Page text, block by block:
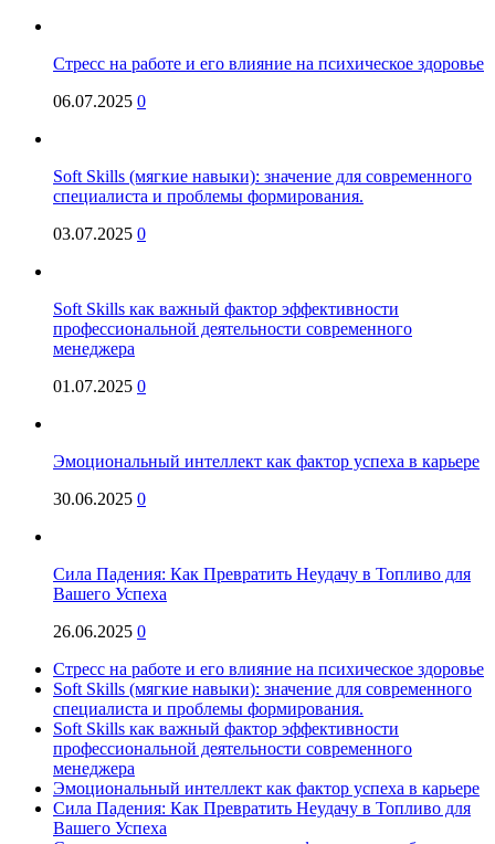
Стресс на работе и его влияние на психическое здоровье
06.07.2025 0
Soft Skills (мягкие навыки): значение для современного
специалиста и проблемы формирования.
03.07.2025 0
Soft Skills как важный фактор эффективности
профессиональной деятельности современного
менеджера
01.07.2025 0
Эмоциональный интеллект как фактор успеха в карьере
30.06.2025 0
Сила Падения: Как Превратить Неудачу в Топливо для
Вашего Успеха
26.06.2025 0
Стресс на работе и его влияние на психическое здоровье
Soft Skills (мягкие навыки): значение для современного
специалиста и проблемы формирования.
Soft Skills как важный фактор эффективности
профессиональной деятельности современного
менеджера
Эмоциональный интеллект как фактор успеха в карьере
Сила Падения: Как Превратить Неудачу в Топливо для
Вашего Успеха